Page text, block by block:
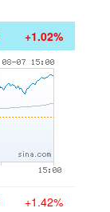
+1.02%
+1.42%